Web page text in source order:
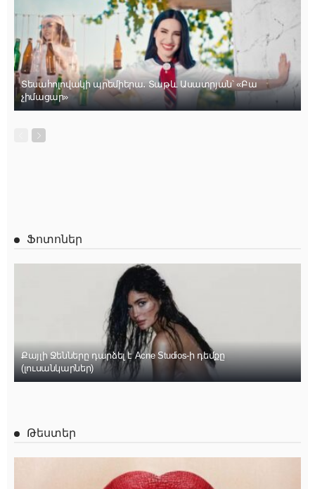
Տեսահոլովակի պրեմիերա․ Տաթև Ասատրյան՝ «Բա
չիմացար»
Ֆոտոներ
Քայլի Ջենները դարձել է Acne Studios-ի դեմքը
(լուսանկարներ)
Թեստեր